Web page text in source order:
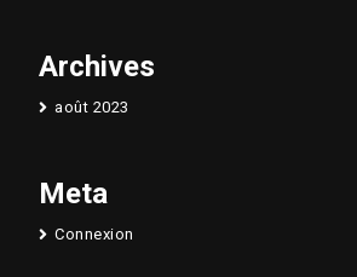
Archives
août 2023
Meta
Connexion